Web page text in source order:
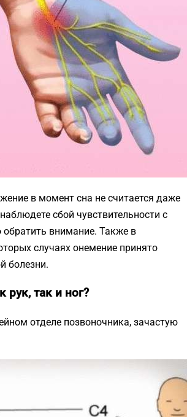
в момент сна не считается даже
сбой чувствительности с
внимание. Также в
случаях онемение принято
болезни.
так и ног?
отделе позвоночника, зачастую